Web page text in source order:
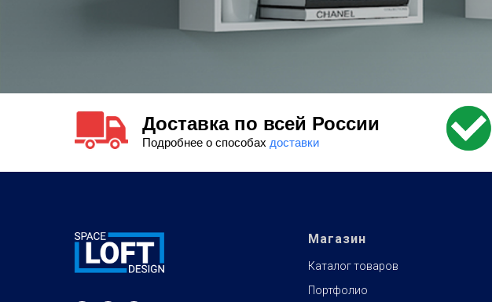
Доставка по всей России
Подробнее о способах доставки
Магазин
Каталог товаров
Портфолио